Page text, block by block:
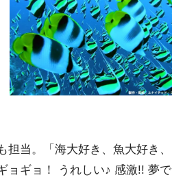
当。「海大好き、魚大好き、
ョギョ！ うれしい♪ 感激!! 夢で